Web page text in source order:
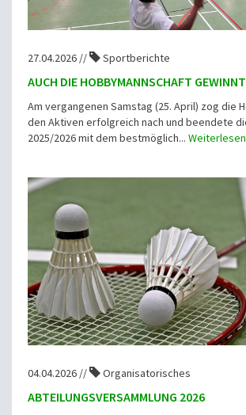
27.04.2026 // Sportberichte
AUCH DIE HOBBYMANNSCHAFT
Am vergangenen Samstag (25. April) zog die
den Aktiven erfolgreich nach und beendete
2025/2026 mit dem bestmöglich... Weiterlesen
04.04.2026 // Organisatorisches
ABTEILUNGSVERSAMMLUNG 2026